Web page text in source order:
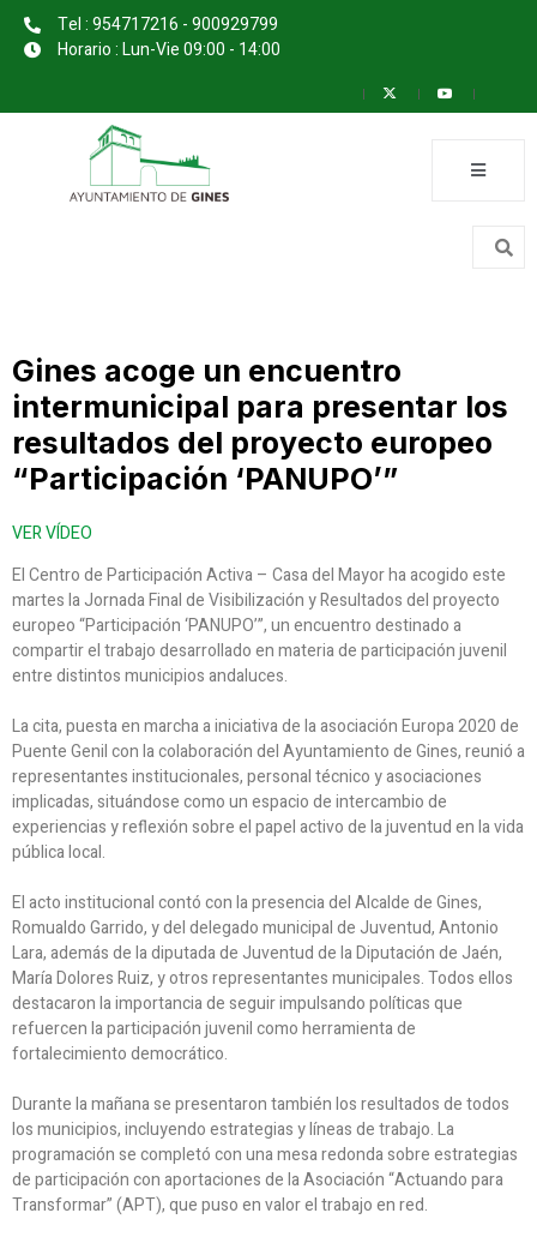
Tel : 954717216 - 900929799
Horario : Lun-Vie 09:00 - 14:00
Gines acoge un encuentro
intermunicipal para presentar los
resultados del proyecto europeo
“Participación ‘PANUPO’”
VER VÍDEO
El Centro de Participación Activa – Casa del Mayor ha acogido este
martes la Jornada Final de Visibilización y Resultados del proyecto
europeo “Participación ‘PANUPO’”, un encuentro destinado a
compartir el trabajo desarrollado en materia de participación juvenil
entre distintos municipios andaluces.
La cita, puesta en marcha a iniciativa de la asociación Europa 2020 de
Puente Genil con la colaboración del Ayuntamiento de Gines, reunió a
representantes institucionales, personal técnico y asociaciones
implicadas, situándose como un espacio de intercambio de
experiencias y reflexión sobre el papel activo de la juventud en la vida
pública local.
El acto institucional contó con la presencia del Alcalde de Gines,
Romualdo Garrido, y del delegado municipal de Juventud, Antonio
Lara, además de la diputada de Juventud de la Diputación de Jaén,
María Dolores Ruiz, y otros representantes municipales. Todos ellos
destacaron la importancia de seguir impulsando políticas que
refuercen la participación juvenil como herramienta de
fortalecimiento democrático.
Durante la mañana se presentaron también los resultados de todos
los municipios, incluyendo estrategias y líneas de trabajo. La
programación se completó con una mesa redonda sobre estrategias
de participación con aportaciones de la Asociación “Actuando para
Transformar” (APT), que puso en valor el trabajo en red.